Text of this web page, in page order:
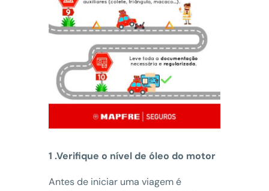
1 .Verifique o nível de óleo do motor
Antes de iniciar uma viagem é